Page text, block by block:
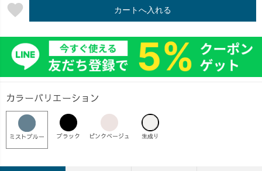
favorite カートへ入れる
カラーバリエーション
ミストブルー ブラック ピンクベージュ 生成り